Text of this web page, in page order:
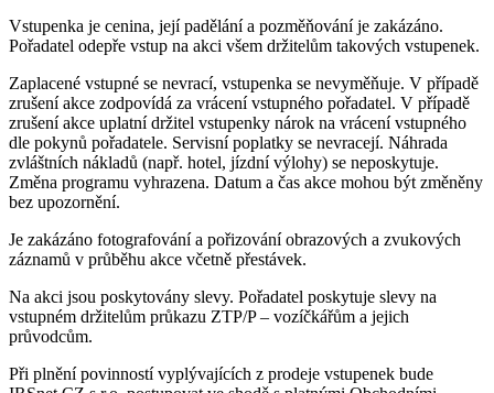
Vstupenka je cenina, její padělání a pozměňování je zakázáno.
Pořadatel odepře vstup na akci všem držitelům takových vstupenek.
Zaplacené vstupné se nevrací, vstupenka se nevyměňuje. V případě
zrušení akce zodpovídá za vrácení vstupného pořadatel. V případě
zrušení akce uplatní držitel vstupenky nárok na vrácení vstupného
dle pokynů pořadatele. Servisní poplatky se nevracejí. Náhrada
zvláštních nákladů (např. hotel, jízdní výlohy) se neposkytuje.
Změna programu vyhrazena. Datum a čas akce mohou být změněny
bez upozornění.
Je zakázáno fotografování a pořizování obrazových a zvukových
záznamů v průběhu akce včetně přestávek.
Na akci jsou poskytovány slevy. Pořadatel poskytuje slevy na
vstupném držitelům průkazu ZTP/P – vozíčkářům a jejich
průvodcům.
Při plnění povinností vyplývajících z prodeje vstupenek bude